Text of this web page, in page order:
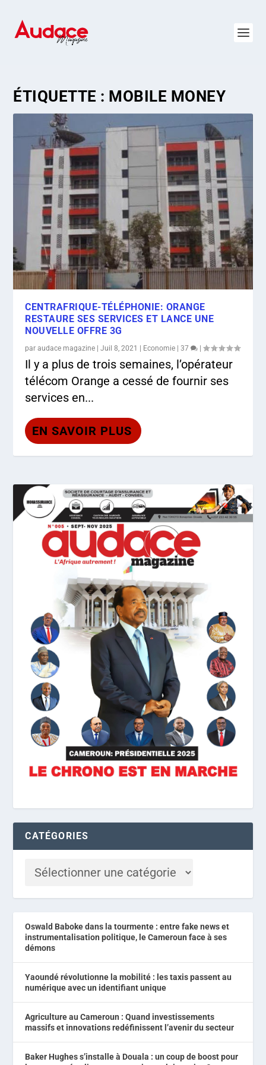
ÉTIQUETTE : MOBILE MONEY
CENTRAFRIQUE-TÉLÉPHONIE: ORANGE
RESTAURE SES SERVICES ET LANCE UNE
NOUVELLE OFFRE 3G
paraudace magazine |Juil 8, 2021 Economie |37 |
Il y a plus de trois semaines, l’opérateur
télécom Orange a cessé de fournir ses
services en...
EN SAVOIR PLUS
CATÉGORIES
Oswald Baboke dans la tourmente : entre fake news et
instrumentalisation politique, le Cameroun face à ses
démons
Yaoundé révolutionne la mobilité : les taxis passent au
numérique avec un identifiant unique
Agriculture au Cameroun : Quand investissements
massifs et innovations redéfinissent l’avenir du secteur
Baker Hughes s’installe à Douala : un coup de boost pour